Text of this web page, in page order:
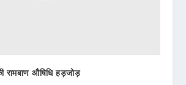
रामबाण औषिधि हड़जोड़